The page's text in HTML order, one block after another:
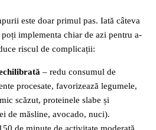
este doar primul pas. Iată câteva
implementa chiar de azi pentru a-
riscul de complicații:
– redu consumul de
procesate, favorizează legumele,
scăzut, proteinele slabe și
de măsline, avocado, nuci).